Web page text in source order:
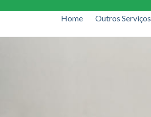
Home Outros Serviços